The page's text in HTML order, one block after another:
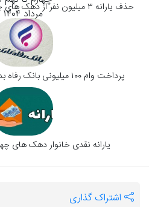
حذف یارانه ۳ میلیون نفر از دهک های چهارم تا نهم در مرداد ۱۴۰۴
پرداخت وام ۱۰۰ میلیونی بانک رفاه بدون سود و با کارمزد کم
یارانه نقدی خانوار دهک های
اشتراک گذاری